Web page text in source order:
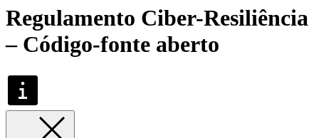
Regulamento Ciber-Resiliência
– Código-fonte aberto